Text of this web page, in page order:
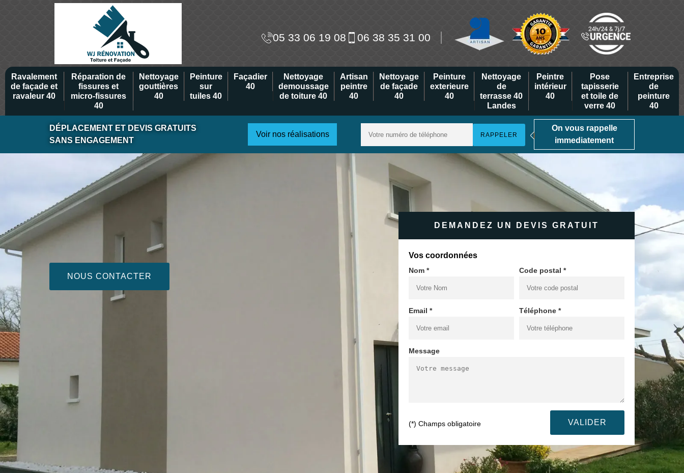
05 33 06 19 08 06 38 35 31 00
Ravalement
de façade et
ravaleur 40
Réparation de
fissures et
micro-fissures
40
Nettoyage
gouttières
40
Peinture
sur
tuiles 40
Façadier
40
Nettoyage
demoussage
de toiture 40
Artisan
peintre
40
Nettoyage
de façade
40
Peinture
exterieure
40
Nettoyage
de
terrasse 40
Landes
Peintre
intérieur
40
Pose
tapisserie
et toile de
verre 40
Entreprise
de
peinture
40
DÉPLACEMENT ET DEVIS GRATUITS
SANS ENGAGEMENT
Voir nos réalisations
On vous rappelle
immediatement
NOUS CONTACTER
DEMANDEZ UN DEVIS GRATUIT
Vos coordonnées
Nom * Code postal *
Email * Téléphone *
Message
(*) Champs obligatoire